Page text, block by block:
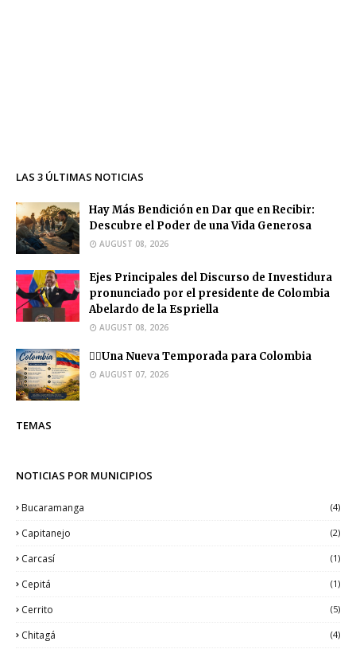
LAS 3 ÚLTIMAS NOTICIAS
Hay Más Bendición en Dar que en Recibir:
Descubre el Poder de una Vida Generosa
AUGUST 08, 2026
Ejes Principales del Discurso de Investidura
pronunciado por el presidente de Colombia
Abelardo de la Espriella
AUGUST 08, 2026
❤️‍🔥Una Nueva Temporada para Colombia
AUGUST 07, 2026
TEMAS
NOTICIAS POR MUNICIPIOS
Bucaramanga (4)
Capitanejo (2)
Carcasí (1)
Cepitá (1)
Cerrito (5)
Chitagá (4)